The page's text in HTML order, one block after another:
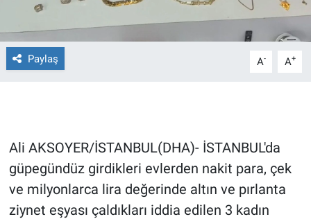
Paylaş A- A+
Ali AKSOYER/İSTANBUL(DHA)- İSTANBUL'da
güpegündüz girdikleri evlerden nakit para, çek
ve milyonlarca lira değerinde altın ve pırlanta
ziynet eşyası çaldıkları iddia edilen 3 kadın
Forum
Gün Bitiyor
Gün Ortası